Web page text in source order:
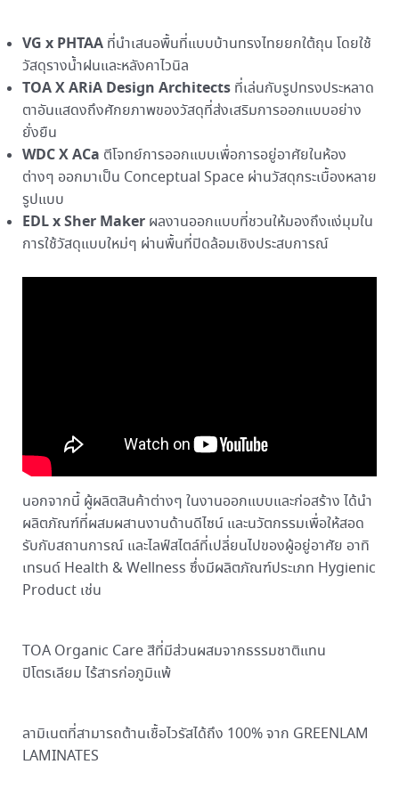
VG x PHTAAที่นำเสนอพื้นที่แบบบ้านทรงไทยยกใต้ถุน โดยใช้
วัสดุรางน้ำฝนและหลังคาไวนิล
TOA X ARiA Design Architectsที่เล่นกับรูปทรงประหลาด
ตาอันแสดงถึงศักยภาพของวัสดุที่ส่งเสริมการออกแบบอย่าง
ยั่งยืน
WDC X ACa ตีโจทย์การออกแบบเพื่อการอยู่อาศัยในห้อง
ต่างๆ ออกมาเป็น Conceptual Space ผ่านวัสดุกระเบื้องหลาย
รูปแบบ
EDL x Sher Makerผลงานออกแบบที่ชวนให้มองถึงแง่มุมใน
การใช้วัสดุแบบใหม่ๆ ผ่านพื้นที่ปิดล้อมเชิงประสบการณ์
นอกจากนี้ ผู้ผลิตสินค้าต่างๆ ในงานออกแบบและก่อสร้าง ได้นำ
ผลิตภัณฑ์ที่ผสมผสานงานด้านดีไซน์ และนวัตกรรมเพื่อให้สอด
รับกับสถานการณ์ และไลฟ์สไตล์ที่เปลี่ยนไปของผู้อยู่อาศัย อาทิ
เทรนด์ Health & Wellness ซึ่งมีผลิตภัณฑ์ประเภท Hygienic
Product เช่น
TOA Organic Care สีที่มีส่วนผสมจากธรรมชาติแทน
ปิโตรเลียม ไร้สารก่อภูมิแพ้
ลามิเนตที่สามารถต้านเชื้อไวรัสได้ถึง 100% จาก GREENLAM
LAMINATES